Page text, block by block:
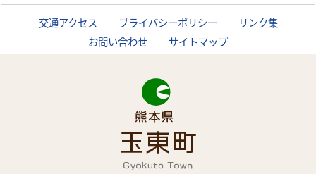
交通アクセス プライバシーポリシー
リンク集
お問い合わせ
サイトマップ